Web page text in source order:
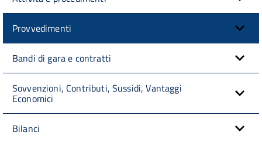
Provvedimenti
Bandi di gara e contratti
Sovvenzioni, Contributi, Sussidi, Vantaggi
Economici
Bilanci